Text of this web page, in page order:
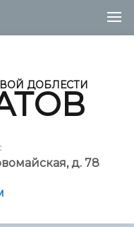
ДОБЛЕСТИ
д. 78